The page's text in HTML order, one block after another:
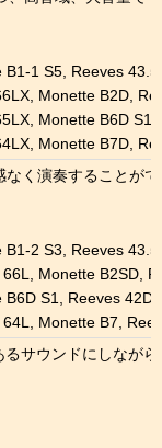
1 S5, Reeves
Monette B2D,
Monette B6D
Monette B7D,
く演奏することが
2 S3, Reeves
Monette B2SD,
S1, Reeves
Monette B7,
サウンドにしなが